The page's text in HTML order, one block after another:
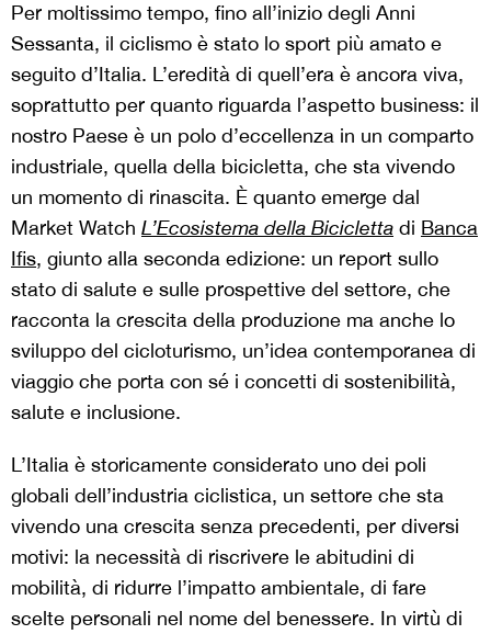
Per moltissimo tempo, fino all’inizio degli Anni
Sessanta, il ciclismo è stato lo sport più amato e
seguito d’Italia. L’eredità di quell’era è ancora viva,
soprattutto per quanto riguarda l’aspetto business: il
nostro Paese è un polo d’eccellenza in un comparto
industriale, quella della bicicletta, che sta vivendo
un momento di rinascita. È quanto emerge dal
Market Watch L’Ecosistema della Bicicletta di Banca
Ifis, giunto alla seconda edizione: un report sullo
stato di salute e sulle prospettive del settore, che
racconta la crescita della produzione ma anche lo
sviluppo del cicloturismo, un’idea contemporanea di
viaggio che porta con sé i concetti di sostenibilità,
salute e inclusione.
L’Italia è storicamente considerato uno dei poli
globali dell’industria ciclistica, un settore che sta
vivendo una crescita senza precedenti, per diversi
motivi: la necessità di riscrivere le abitudini di
mobilità, di ridurre l’impatto ambientale, di fare
scelte personali nel nome del benessere. In virtù di